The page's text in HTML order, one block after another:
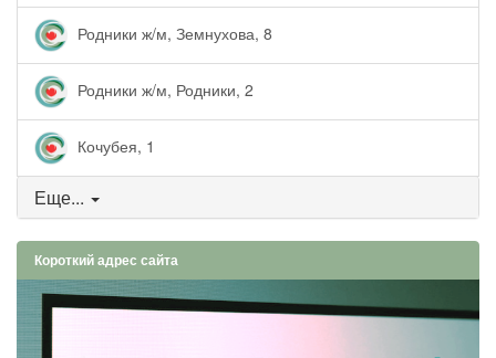
Родники ж/м, Земнухова, 8
Родники ж/м, Родники, 2
Кочубея, 1
Еще...
Короткий адрес сайта